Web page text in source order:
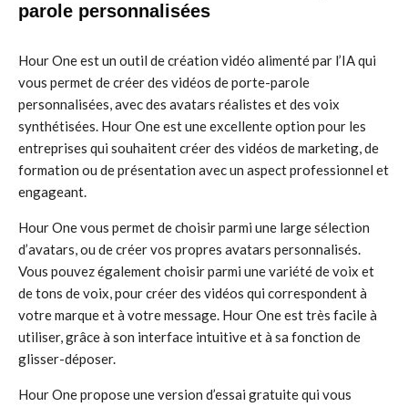
parole personnalisées
Hour One est un outil de création vidéo alimenté par l’IA qui
vous permet de créer des vidéos de porte-parole
personnalisées, avec des avatars réalistes et des voix
synthétisées. Hour One est une excellente option pour les
entreprises qui souhaitent créer des vidéos de marketing, de
formation ou de présentation avec un aspect professionnel et
engageant.
Hour One vous permet de choisir parmi une large sélection
d’avatars, ou de créer vos propres avatars personnalisés.
Vous pouvez également choisir parmi une variété de voix et
de tons de voix, pour créer des vidéos qui correspondent à
votre marque et à votre message. Hour One est très facile à
utiliser, grâce à son interface intuitive et à sa fonction de
glisser-déposer.
Hour One propose une version d’essai gratuite qui vous